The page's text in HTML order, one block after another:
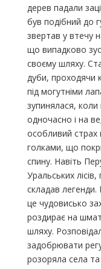
дерев падали
був подібний до
звертав у втечу
що випадково
своєму шляху.
дуби, проходячи
під могутніми
зупинялася,
одночасно і на
особливий страх
голками, що
спину. Навіть
Уральських
складав легенди.
це чудовисько
роздирає на
шляху.
задобрювати
розоряла села